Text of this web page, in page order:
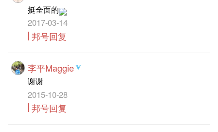
挺全面的
2017-03-14
邦号回复
李平Maggie
谢谢
2015-10-28
邦号回复